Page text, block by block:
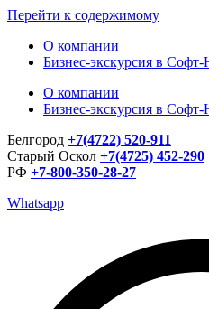
Перейти к содержимому
О компании
Бизнес-экскурсия в
О компании
Бизнес-экскурсия в
Белгород +7(4722) 520-911
Старый Оскол +7(4725) 452-290
РФ +7-800-350-28-27
Whatsapp